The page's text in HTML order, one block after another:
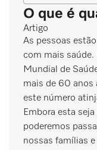
O que é
Artigo
As pessoas
com mais saúde.
Mundial de
mais de 60 anos
este número
Embora esta
poderemos
nossas famílias